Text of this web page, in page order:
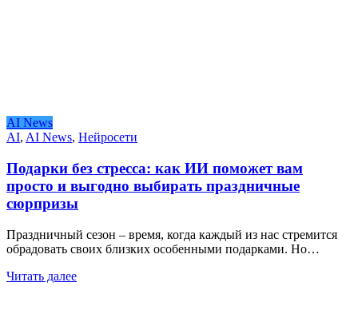
AI News
AI, AI News, Нейросети
Подарки без стресса: как ИИ поможет вам
просто и выгодно выбирать праздничные
сюрпризы
Праздничный сезон – время, когда каждый из нас стремится
обрадовать своих близких особенными подарками. Но…
Читать далее